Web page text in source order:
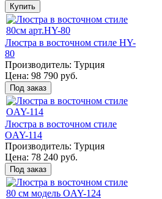
Люстра в восточном стиле HY-
80
Производитель: Турция
Цена: 98 790 руб.
Люстра в восточном стиле
OAY-114
Производитель: Турция
Цена: 78 240 руб.